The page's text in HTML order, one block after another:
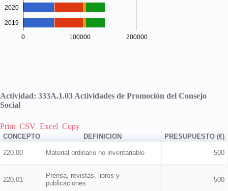
0 100000 200000
2020
2019
Actividad: 333A.1.03 Actividades de Promoción del Consejo
Social
Print CSV Excel Copy
CONCEPTO DEFINICION PRESUPUESTO (€)
220.00 Material ordinario no inventariable 500
220.01
Prensa, revistas, libros y
publicaciones
500